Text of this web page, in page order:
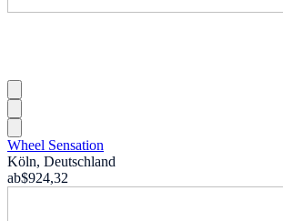
Wheel Sensation
Köln, Deutschland
ab$924,32